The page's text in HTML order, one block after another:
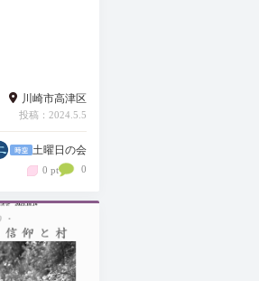
川崎市高津区
投稿：2024.5.5
土曜日の会
0 pt 0